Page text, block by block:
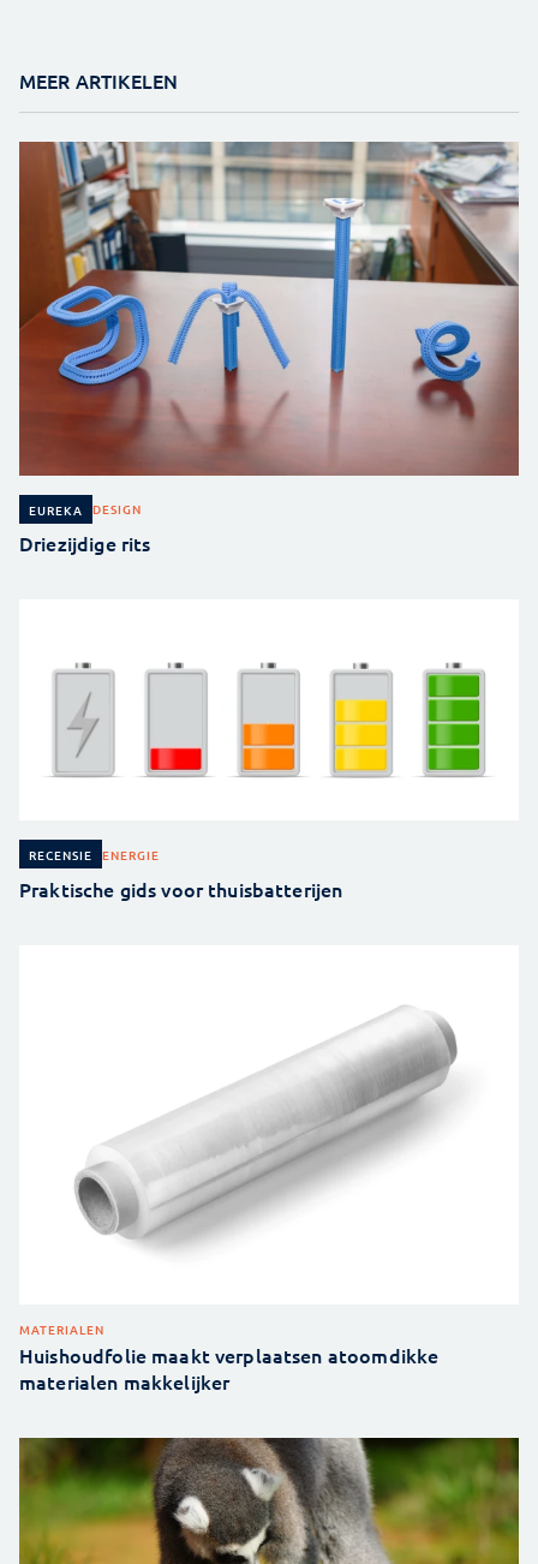
MEER ARTIKELEN
EUREKA DESIGN
Driezijdige rits
RECENSIE ENERGIE
Praktische gids voor thuisbatterijen
MATERIALEN
Huishoudfolie maakt verplaatsen atoomdikke
materialen makkelijker